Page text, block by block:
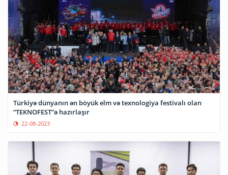
Türkiyə dünyanın ən böyük elm və texnologiya festivalı olan
“TEKNOFEST”ə hazırlaşır
22-08-2023